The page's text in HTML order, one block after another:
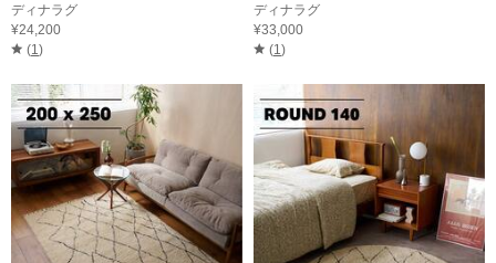
ディナラグ
¥24,200
(1)
ディナラグ
¥33,000
(1)